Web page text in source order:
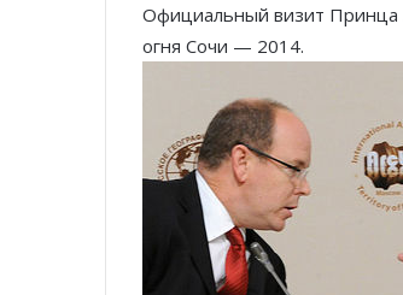
Официальный визит Принца
огня Сочи — 2014.